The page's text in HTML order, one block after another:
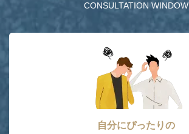
CONSULTATION WINDOW
自分にぴったりの